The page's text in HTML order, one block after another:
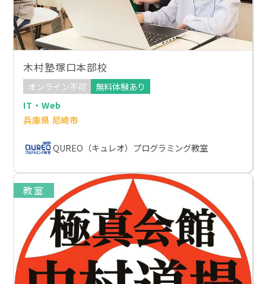
木村塾塚口本部校
オンライン不可
無料体験あり
IT・Web
兵庫県 尼崎市
QUREO（キュレオ）プログラミング教室
教室